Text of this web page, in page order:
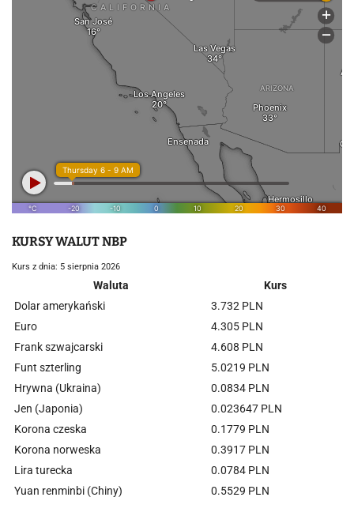
KURSY WALUT NBP
Kurs z dnia: 5 sierpnia 2026
Waluta
Kurs
Dolar amerykański
3.732 PLN
Euro
4.305 PLN
Frank szwajcarski
4.608 PLN
Funt szterling
5.0219 PLN
Hrywna (Ukraina)
0.0834 PLN
Jen (Japonia)
0.023647 PLN
Korona czeska
0.1779 PLN
Korona norweska
0.3917 PLN
Lira turecka
0.0784 PLN
Yuan renminbi (Chiny)
0.5529 PLN